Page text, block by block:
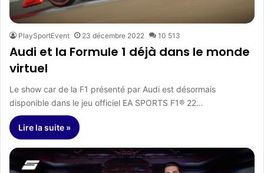
PlaySportEvent 23 décembre 2022 10 513
Audi et la Formule 1 déjà dans le monde
virtuel
Le show car de la F1 présenté par Audi est désormais
disponible dans le jeu officiel EA SPORTS F1® 22…
Lire la suite »